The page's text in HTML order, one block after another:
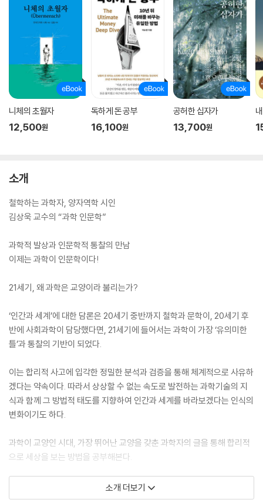
니체의 초월자
12,500원
독하게 돈 공부
16,100원
공허한 십자가
13,700원
소개
철학하는 과학자, 양자역학 시인
김상욱 교수의 “과학 인문학”
과학적 발상과 인문학적 통찰의 만남
이제는 과학이 인문학이다!
21세기, 왜 과학은 교양이라 불리는가?
‘인간과 세계’에 대한 담론은 20세기 중반까지 철학과 문학이, 20세기 후
반에 사회과학이 담당했다면, 21세기에 들어서는 과학이 가장 ‘유의미한
틀’과 통찰의 기반이 되었다.
이는 합리적 사고에 입각한 정밀한 분석과 검증을 통해 체계적으로 사유하
겠다는 약속이다. 따라서 상상할 수 없는 속도로 발전하는 과학기술의 지
식과 함께 그 방법적 태도를 지향하여 인간과 세계를 바라보겠다는 인식의
변화이기도 하다.
과학이 교양인 시대, 가장 뛰어난 교양을 갖춘 과학자의 글을 통해 합리적
으로 세상을 보는 방법을 공부해본다.
김상욱 교수는 과학과 인문학의 중간에서 그 경계를 흐트러뜨리려 한다.
냉철한 과학자의 두뇌로 뜨겁게 삶을 마주하는 김상욱 이야말로 다가올
소개 더보기